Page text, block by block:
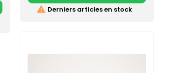
Retrouvez également les COLLIERS
 Derniers articles en stock